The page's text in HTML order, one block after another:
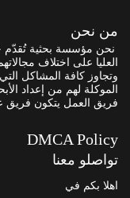
من نحن
نحن مؤسسة بحثية تُقدّم
العليا على اختلاف
وتجاوز كافة المشاكل
الموكلة لهم من إعداد
فريق العمل يتكون فريق
DMCA Policy
تواصلو معنا
اهلا بكم في